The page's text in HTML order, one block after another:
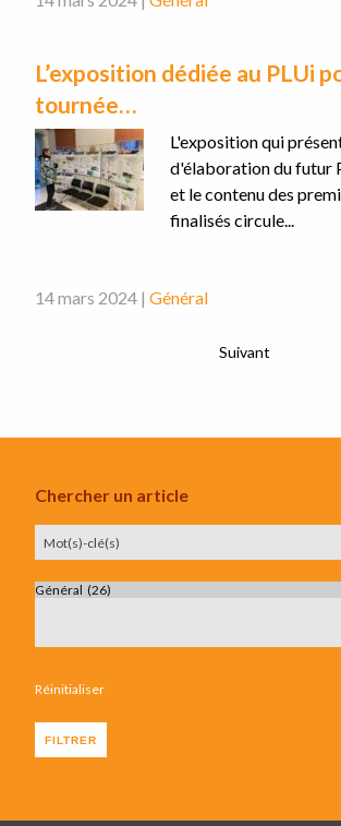
Chercher un article
Réinitialiser
L’exposition dédiée au PLUi
tournée…
L'exposition qui
d'élaboration du futur
et le contenu des
finalisés circule...
14 mars 2024 | Général
Suivant